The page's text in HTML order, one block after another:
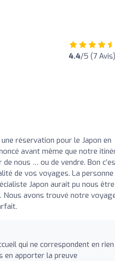
4.4/5 (7 Avis)
réservation pour le Japon en
avant même que notre
nous … ou de vendre. Bon
de vos voyages. La personne
Japon aurait pu nous être
Nous avons trouvé notre
qui ne correspondent en rien
en apporter la preuve